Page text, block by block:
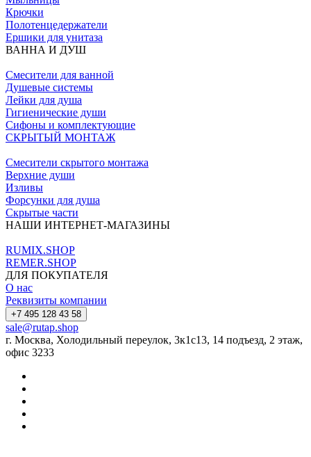
Крючки
Полотенцедержатели
Ершики для унитаза
ВАННА И ДУШ
Смесители для ванной
Душевые системы
Лейки для душа
Гигиенические души
Сифоны и комплектующие
СКРЫТЫЙ МОНТАЖ
Смесители скрытого монтажа
Верхние души
Изливы
Форсунки для душа
Скрытые части
НАШИ ИНТЕРНЕТ-МАГАЗИНЫ
RUMIX.SHOP
REMER.SHOP
ДЛЯ ПОКУПАТЕЛЯ
О нас
Реквизиты компании
+7 495 128 43 58
sale@rutap.shop
г. Москва, Холодильный переулок, 3к1с13, 14 подъезд, 2 этаж,
офис 3233